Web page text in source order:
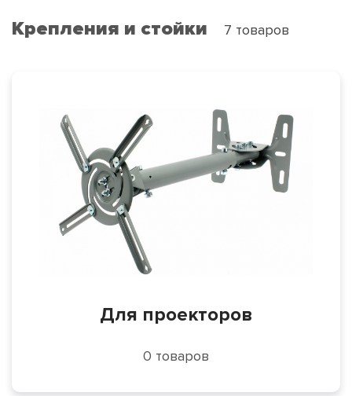
Крепления и стойки 7 товаров
Для проекторов
0 товаров